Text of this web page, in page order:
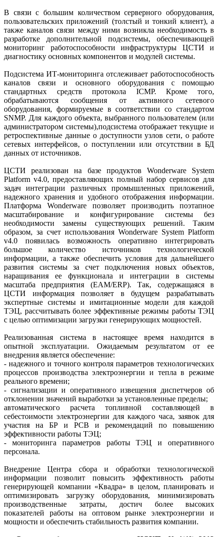
В связи с большим количеством серверного оборудования,
пользовательских приложений (толстый и тонкий клиент), а
также каналов связи между ними возникла необходимость в
разработке дополнительной подсистемы, обеспечивающей
мониторинг работоспособности инфраструктуры ЦСТИ и
диагностику основных компонентов и модулей системы.
Подсистема ИТ-мониторинга отслеживает работоспособность
каналов связи и основного оборудования с помощью
стандартных средств протокола ICMP. Кроме того,
обрабатываются сообщения от активного сетевого
оборудования, формируемые в соответствии со стандартом
SNMP. Для каждого объекта, выбранного пользователем (или
администратором системы),подсистема отображает текущие и
ретроспективные данные о доступности узлов сети, о работе
сетевых интерфейсов, о поступлении или отсутствии в БД
данных от источников.
ЦСТИ реализован на базе продуктов Wonderware System
Platform v4.0, предоставляющих полный набор сервисов для
задач интеграции различных промышленных приложений,
надежного хранения и удобного отображения информации.
Платформа Wonderware позволяет производить поэтапное
масштабирование и конфигурирование системы без
необходимости замены существующих решений. Таким
образом, за счет использования Wonderware System Platform
v4.0 появилась возможность оперативно интегрировать
большое количество источников технологической
информации, а также обеспечить условия для дальнейшего
развития системы за счет подключения новых объектов,
наращивания ее функционала и интеграции в системы
масштаба предприятия (EAM/ERP). Так, содержащаяся в
ЦСТИ информация позволяет в будущем разрабатывать
экспертные системы и имитационные модели для каждой
ТЭЦ, рассчитывать более эффективные режимы работы ТЭЦ
с целью оптимизации загрузки генерирующих мощностей.
Реализованная система в настоящее время находится в
опытной эксплуатации. Ожидаемым результатом от ее
внедрения является обеспечение:
- надежного и точного конт­роля параметров технологических
процессов производства электро­энергии и тепла в режиме
реального времени;
- сигнализации и оперативного извещения диспетчеров об
отклонении значений выработки за установленные пределы;
автоматического расчета топливной составляющей в
себестоимости электроэнергии для каждого часа, заявок для
участия на БР и РСВ и рекомендаций по повышению
эффективности работы ТЭЦ;
- мониторинга параметров работы ТЭЦ и оперативного
персонала.
Внедрение Центра сбора и обработки технологической
информации позволит повысить эффективность работы
генерирующей компании «Квадра» в целом, планировать и
оптимизировать загрузку оборудования, минимизировать
производственные затраты, достич более высоких
показателей работы на оптовом рынке электроэнергии и
мощности и обеспечить стабильность развития компании.